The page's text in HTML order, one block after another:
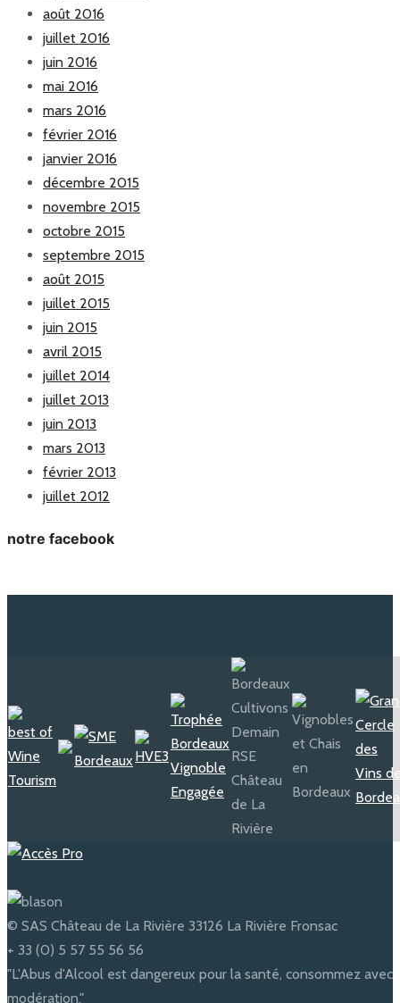
août 2016
juillet 2016
juin 2016
mai 2016
mars 2016
février 2016
janvier 2016
décembre 2015
novembre 2015
octobre 2015
septembre 2015
août 2015
juillet 2015
juin 2015
avril 2015
juillet 2014
juillet 2013
juin 2013
mars 2013
février 2013
juillet 2012
notre facebook
© SAS Château de La Rivière 33126 La Rivière Fronsac
+ 33 (0) 5 57 55 56 56
"L'Abus d'Alcool est dangereux pour la santé, consommez avec
modération."